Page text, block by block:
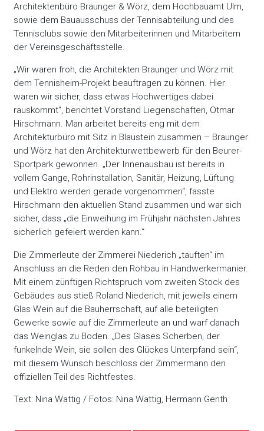
Architektenbüro Braunger & Wörz, dem Hochbauamt Ulm,
sowie dem Bauausschuss der Tennisabteilung und des
Tennisclubs sowie den Mitarbeiterinnen und Mitarbeitern
der Vereinsgeschäftsstelle.
„Wir waren froh, die Architekten Braunger und Wörz mit
dem Tennisheim-Projekt beauftragen zu können. Hier
waren wir sicher, dass etwas Hochwertiges dabei
rauskommt“, berichtet Vorstand Liegenschaften, Otmar
Hirschmann. Man arbeitet bereits eng mit dem
Architekturbüro mit Sitz in Blaustein zusammen – Braunger
und Wörz hat den Architekturwettbewerb für den Beurer-
Sportpark gewonnen. „Der Innenausbau ist bereits in
vollem Gange, Rohrinstallation, Sanitär, Heizung, Lüftung
und Elektro werden gerade vorgenommen“, fasste
Hirschmann den aktuellen Stand zusammen und war sich
sicher, dass „die Einweihung im Frühjahr nächsten Jahres
sicherlich gefeiert werden kann.“
Die Zimmerleute der Zimmerei Niederich „tauften“ im
Anschluss an die Reden den Rohbau in Handwerkermanier.
Mit einem zünftigen Richtspruch vom zweiten Stock des
Gebäudes aus stieß Roland Niederich, mit jeweils einem
Glas Wein auf die Bauherrschaft, auf alle beteiligten
Gewerke sowie auf die Zimmerleute an und warf danach
das Weinglas zu Boden. „Des Glases Scherben, der
funkelnde Wein, sie sollen des Glückes Unterpfand sein“,
mit diesem Wunsch beschloss der Zimmermann den
offiziellen Teil des Richtfestes.
Text: Nina Wattig / Fotos: Nina Wattig, Hermann Genth